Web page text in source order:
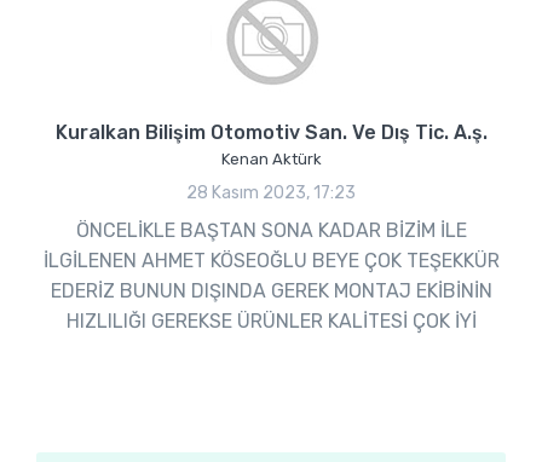
Kuralkan Bilişim Otomotiv San. Ve Dış Tic. A.ş.
Kenan Aktürk
28 Kasım 2023, 17:23
ÖNCELİKLE BAŞTAN SONA KADAR BİZİM İLE
İLGİLENEN AHMET KÖSEOĞLU BEYE ÇOK TEŞEKKÜR
EDERİZ BUNUN DIŞINDA GEREK MONTAJ EKİBİNİN
HIZLILIĞI GEREKSE ÜRÜNLER KALİTESİ ÇOK İYİ